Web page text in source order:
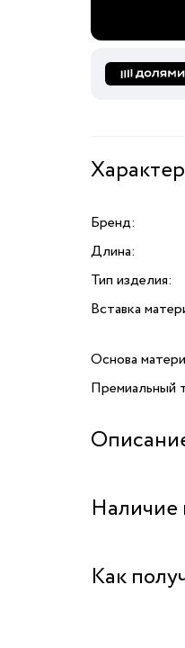
Бренд:
Длина:
Тип изделия:
Вставка
Основа
Премиальный
Наличие
Центральный
Как